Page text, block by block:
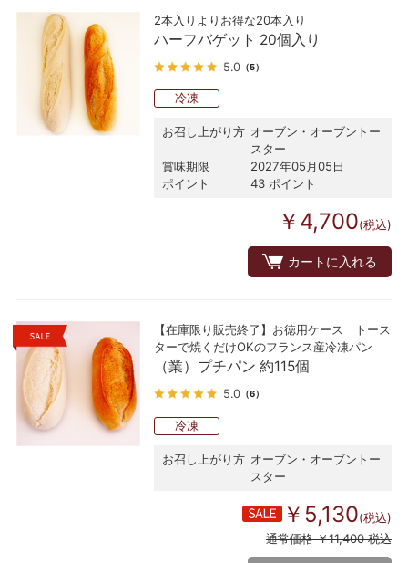
2本入りよりお得な20本入り
ハーフバゲット 20個入り
5.0 （5）
冷凍
お召し上がり方 オーブン・オーブントー
スター
賞味期限
2027年05月05日
ポイント
43 ポイント
￥4,700(税込)
カートに入れる
【在庫限り販売終了】お徳用ケース トース
ターで焼くだけOKのフランス産冷凍パン
（業）プチパン 約115個
5.0 （6）
冷凍
お召し上がり方 オーブン・オーブントー
スター
￥5,130(税込)
通常価格 ￥11,400 税込